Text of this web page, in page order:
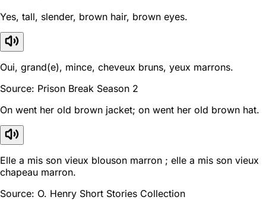
Yes, tall, slender, brown hair, brown eyes.
Oui, grand(e), mince, cheveux bruns, yeux marrons.
Source: Prison Break Season 2
On went her old brown jacket; on went her old brown hat.
Elle a mis son vieux blouson marron ; elle a mis son vieux
chapeau marron.
Source: O. Henry Short Stories Collection